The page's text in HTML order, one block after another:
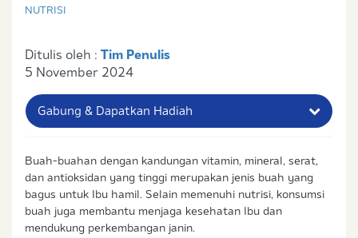
NUTRISI
Ditulis oleh : Tim Penulis
5 November 2024
Gabung & Dapatkan Hadiah
No. Handphone (Whatsapp)
Buat Password
Buah-buahan dengan kandungan vitamin, mineral, serat,
dan antioksidan yang tinggi merupakan jenis buah yang
bagus untuk Ibu hamil. Selain memenuhi nutrisi, konsumsi
buah juga membantu menjaga kesehatan Ibu dan
mendukung perkembangan janin.